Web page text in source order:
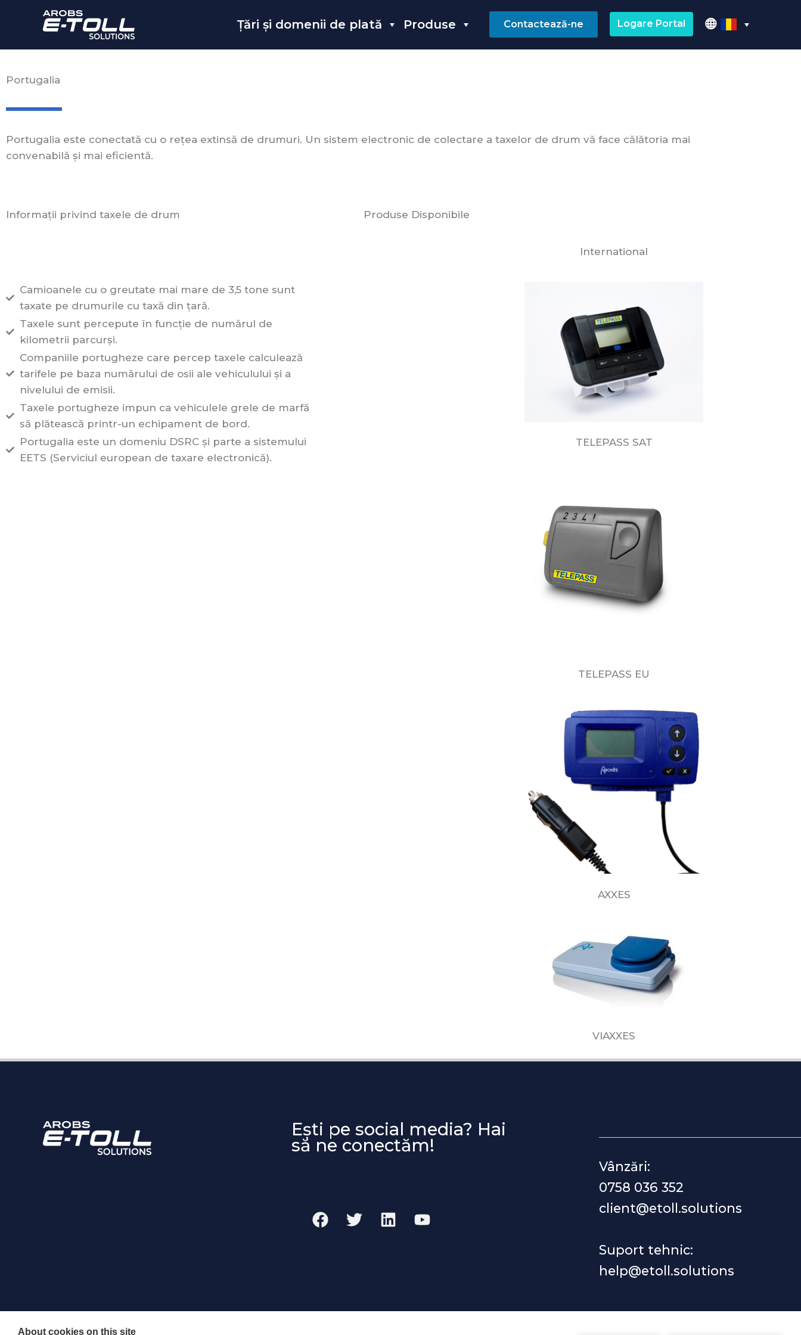
Țări și domenii de plată Produse Contactează-ne Logare Portal
Portugalia
Portugalia este conectată cu o rețea extinsă de drumuri. Un sistem electronic de colectare a taxelor de drum vă face călătoria mai
convenabilă și mai eficientă.
Informații privind taxele de drum Produse Disponibile
International
Camioanele cu o greutate mai mare de 3,5 tone sunt
taxate pe drumurile cu taxă din țară.
Taxele sunt percepute în funcție de numărul de
kilometrii parcurși.
Companiile portugheze care percep taxele calculează
tarifele pe baza numărului de osii ale vehiculului și a
nivelului de emisii.
Taxele portugheze impun ca vehiculele grele de marfă
să plătească printr-un echipament de bord.
Portugalia este un domeniu DSRC și parte a sistemului
EETS (Serviciul european de taxare electronică).
TELEPASS SAT
TELEPASS EU
AXXES
VIAXXES
Ești pe social media? Hai
să ne conectăm!
Vânzări:
0758 036 352
client@etoll.solutions
Suport tehnic:
help@etoll.solutions
About cookies on this site